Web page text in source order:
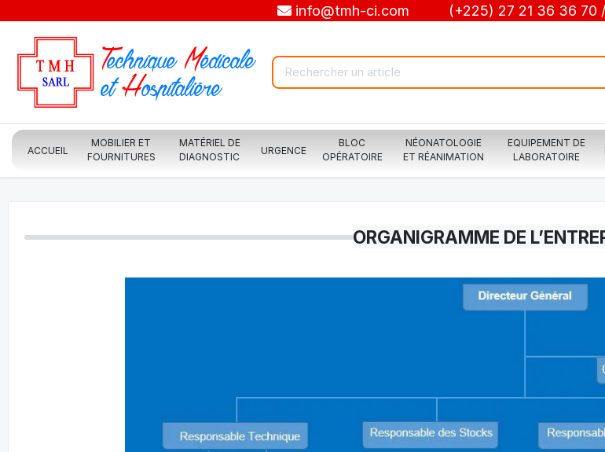
info@tmh-ci.com (+225) 27 21 36 36 70 /
Technique Médicale
etHospitalière
ACCUEIL
MOBILIER ET
FOURNITURES
MATÉRIEL DE
DIAGNOSTIC
URGENCE
BLOC
OPÉRATOIRE
NÉONATOLOGIE
ET RÉANIMATION
EQUIPEMENT DE
LABORATOIRE
ORGANIGRAMME DE